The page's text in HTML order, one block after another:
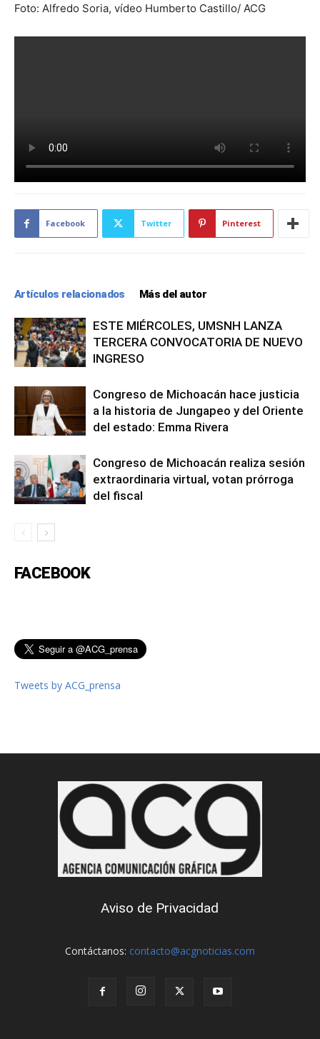
Foto: Alfredo Soria, vídeo Humberto Castillo/ ACG
Facebook Twitter Pinterest
Artículos relacionados Más del autor
ESTE MIÉRCOLES, UMSNH LANZA
TERCERA CONVOCATORIA DE NUEVO
INGRESO
Congreso de Michoacán hace justicia
a la historia de Jungapeo y del Oriente
del estado: Emma Rivera
Congreso de Michoacán realiza sesión
extraordinaria virtual, votan prórroga
del fiscal
FACEBOOK
Tweets by ACG_prensa
Aviso de Privacidad
Contáctanos: contacto@acgnoticias.com